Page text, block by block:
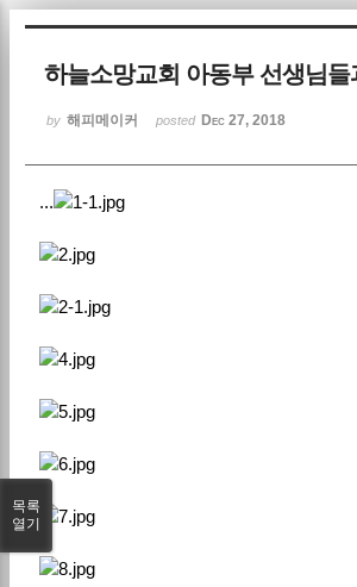
하늘소망교회 아동부 선생님들
by 해피메이커 posted Dec 27, 2018
...
목록
열기
Sketchbook5, 스케
Sketchbook5, 스케치북5